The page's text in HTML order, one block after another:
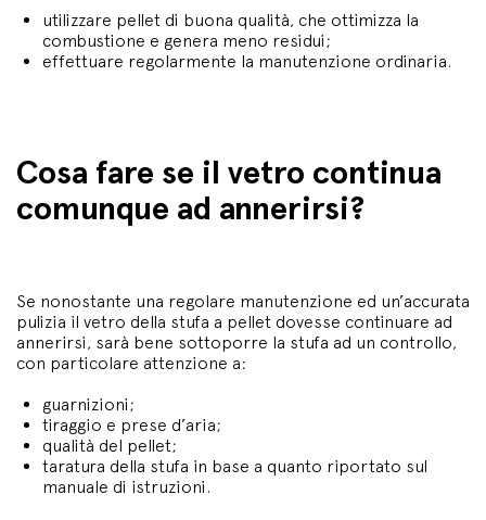
utilizzare pellet di buona qualità, che ottimizza la
combustione e genera meno residui;
effettuare regolarmente la manutenzione ordinaria.
Cosa fare se il vetro continua
comunque ad annerirsi?
Se nonostante una regolare manutenzione ed un’accurata
pulizia il vetro della stufa a pellet dovesse continuare ad
annerirsi, sarà bene sottoporre la stufa ad un controllo,
con particolare attenzione a:
guarnizioni;
tiraggio e prese d’aria;
qualità del pellet;
taratura della stufa in base a quanto riportato sul
manuale di istruzioni.